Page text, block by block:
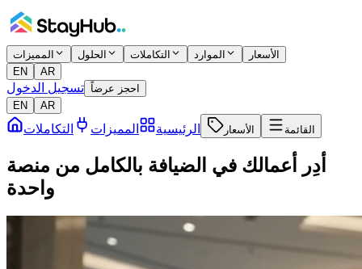
المميزات الحلول التكاملات الموارد
الأسعار
EN
AR
تسجيل الدخول احجز عرضاً
EN
AR
الرئيسية المميزات التكاملات الأسعار القائمة
أدِر أعمالك في الضيافة بالكامل من منصة
واحدة